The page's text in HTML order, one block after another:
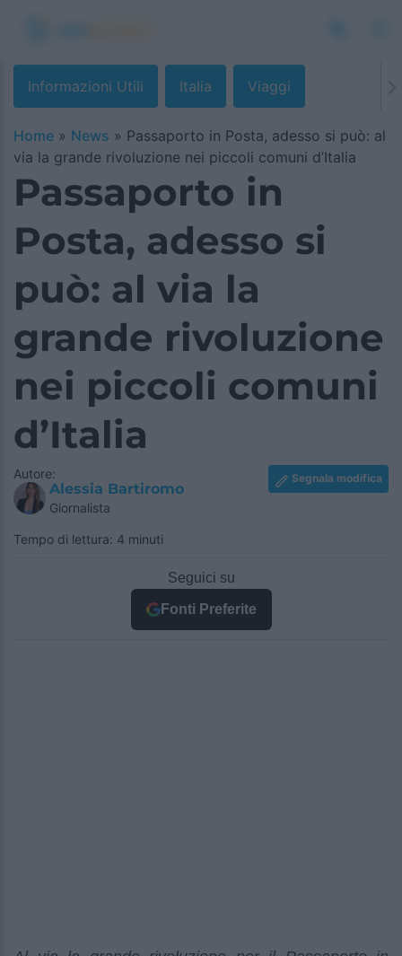
Informazioni Utili Italia Viaggi
Home » News » Passaporto in Posta, adesso si può: al
via la grande rivoluzione nei piccoli comuni d’Italia
Passaporto in
Posta, adesso si
può: al via la
grande rivoluzione
nei piccoli comuni
d’Italia
Autore:
Alessia Bartiromo
Giornalista
Segnala modifica
Tempo di lettura: 4 minuti
Seguici su
Fonti Preferite